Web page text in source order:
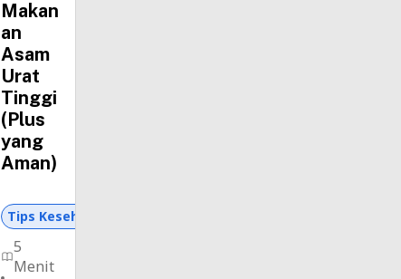
Makan
an
Asam
Urat
Tinggi
(Plus
yang
Aman)
Tips Kesehatan dan Asuransi
5
Menit